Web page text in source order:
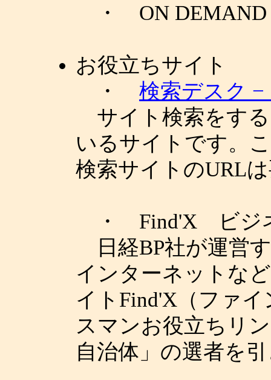
・ ON DEMAND
お役立ちサイト
・検索デスク −
サイト検索をす
いるサイトです。
検索サイトのURL
・ Find'X ビジ
日経BP社が運営
インターネットな
イトFind'X（ファ
スマンお役立ちリ
自治体」の選者を